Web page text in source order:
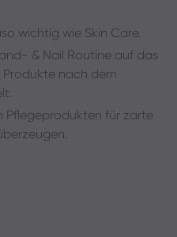
wichtig wie Skin Care.
& Nail Routine auf das
nach dem
Pflegeprodukten für zarte